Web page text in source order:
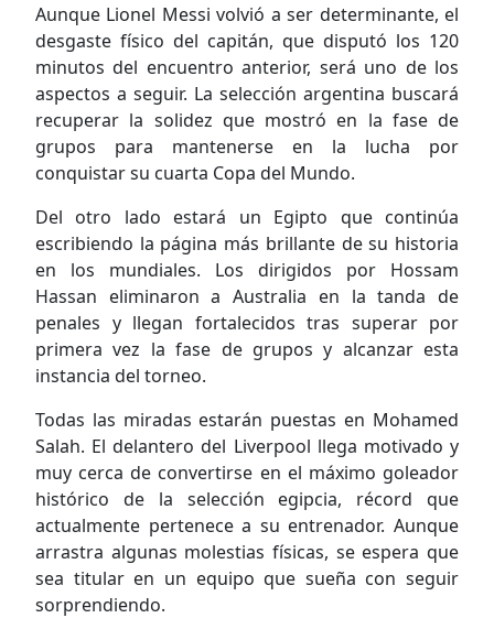
Aunque Lionel Messi volvió a ser determinante, el
desgaste físico del capitán, que disputó los 120
minutos del encuentro anterior, será uno de los
aspectos a seguir. La selección argentina buscará
recuperar la solidez que mostró en la fase de
grupos para mantenerse en la lucha por
conquistar su cuarta Copa del Mundo.
Del otro lado estará un Egipto que continúa
escribiendo la página más brillante de su historia
en los mundiales. Los dirigidos por Hossam
Hassan eliminaron a Australia en la tanda de
penales y llegan fortalecidos tras superar por
primera vez la fase de grupos y alcanzar esta
instancia del torneo.
Todas las miradas estarán puestas en Mohamed
Salah. El delantero del Liverpool llega motivado y
muy cerca de convertirse en el máximo goleador
histórico de la selección egipcia, récord que
actualmente pertenece a su entrenador. Aunque
arrastra algunas molestias físicas, se espera que
sea titular en un equipo que sueña con seguir
sorprendiendo.